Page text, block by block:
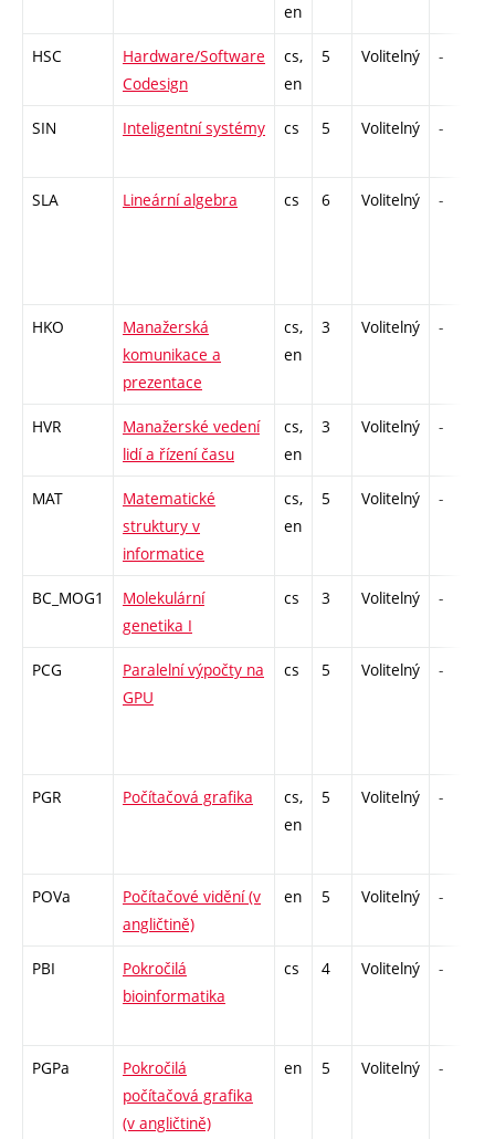
en
HSC
Hardware/Software
Codesign
cs,
en
5 Volitelný -
SIN Inteligentní systémy cs 5 Volitelný -
SLA Lineární algebra cs 6 Volitelný -
HKO
Manažerská
komunikace a
prezentace
cs,
en
3 Volitelný -
HVR
Manažerské vedení
lidí a řízení času
cs,
en
3 Volitelný -
MAT
Matematické
struktury v
informatice
cs,
en
5 Volitelný -
BC_MOG1
Molekulární
genetika I
cs 3 Volitelný -
PCG
Paralelní výpočty na
GPU
cs 5 Volitelný -
PGR Počítačová grafika
cs,
en
5 Volitelný -
POVa
Počítačové vidění (v
angličtině)
en 5 Volitelný -
PBI
Pokročilá
bioinformatika
cs 4 Volitelný -
PGPa
Pokročilá
počítačová grafika
(v angličtině)
en 5 Volitelný -